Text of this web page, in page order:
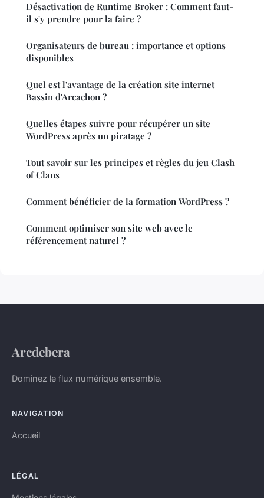
Désactivation de Runtime Broker : Comment faut-
il s'y prendre pour la faire ?
Organisateurs de bureau : importance et options
disponibles
Quel est l'avantage de la création site internet
Bassin d'Arcachon ?
Quelles étapes suivre pour récupérer un site
WordPress après un piratage ?
Tout savoir sur les principes et règles du jeu Clash
of Clans
Comment bénéficier de la formation WordPress ?
Comment optimiser son site web avec le
référencement naturel ?
Arcdebera
Dominez le flux numérique ensemble.
NAVIGATION
Accueil
LÉGAL